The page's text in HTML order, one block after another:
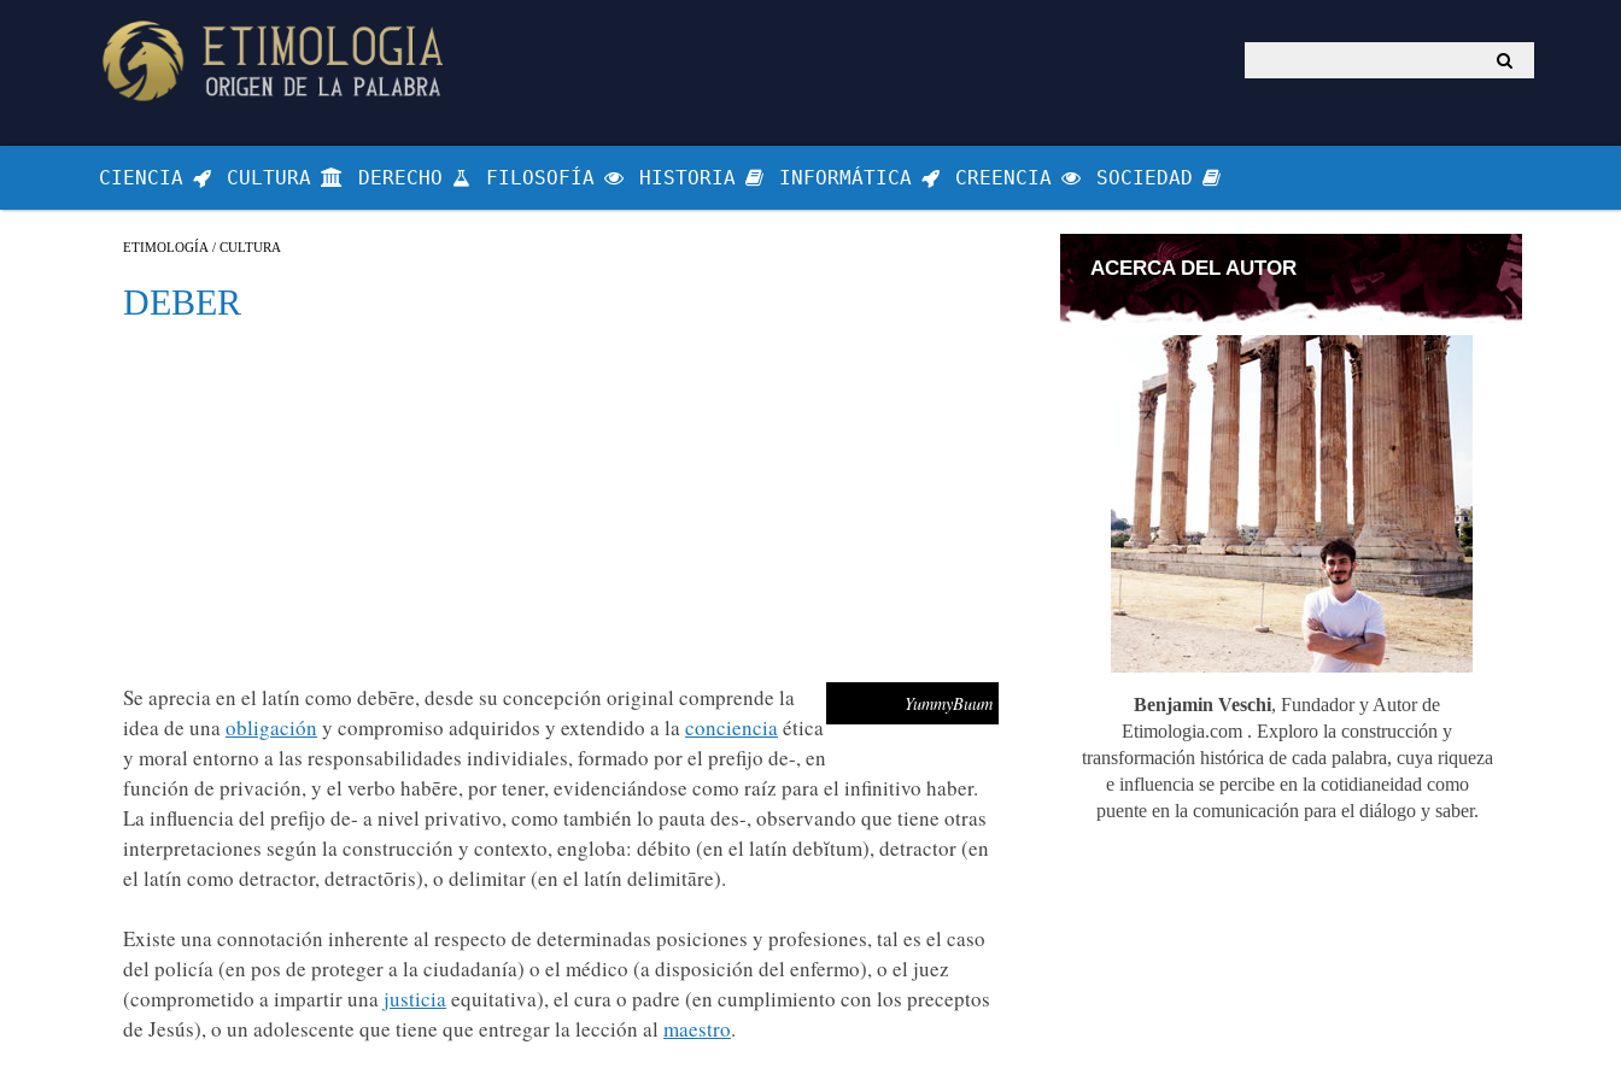
CIENCIA CULTURA DERECHO FILOSOFÍA HISTORIA INFORMÁTICA CREENCIA SOCIEDAD
ETIMOLOGÍA / CULTURA
DEBER
YummyBuum
Se aprecia en el latín como debēre, desde su concepción original comprende la
idea de unaobligación y compromiso adquiridos y extendido a laconcienciaética
y moral entorno a las responsabilidades individiales, formado por el prefijo de-, en
función de privación, y el verbo habēre, por tener, evidenciándose como raíz para el infinitivo haber.
La influencia del prefijo de- a nivel privativo, como también lo pauta des-, observando que tiene otras
interpretaciones según la construcción y contexto, engloba: débito (en el latín debĭtum), detractor (en
el latín como detractor, detractōris), o delimitar (en el latín delimitāre).
Existe una connotación inherente al respecto de determinadas posiciones y profesiones, tal es el caso
del policía (en pos de proteger a la ciudadanía) o el médico (a disposición del enfermo), o el juez
(comprometido a impartir unajusticiaequitativa), el cura o padre (en cumplimiento con los preceptos
de Jesús), o un adolescente que tiene que entregar la lección al maestro.
ACERCA DEL AUTOR
Benjamin Veschi, Fundador y Autor de
Etimologia.com . Exploro la construcción y
transformación histórica de cada palabra, cuya riqueza
e influencia se percibe en la cotidianeidad como
puente en la comunicación para el diálogo y saber.